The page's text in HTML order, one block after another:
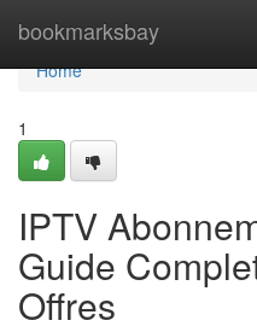
bookmarksbay
Home
Home
1
IPTV
Guide
Offres